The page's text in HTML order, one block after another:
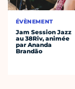
ÉVÈNEMENT
Jam Session Jazz
au 38Riv, animée
par Ananda
Brandão